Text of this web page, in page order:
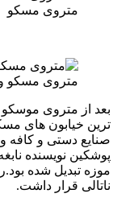
متروی مسکو
متروی
بعد از متروی
ترین خیابون های
صنایع دستی و کافه
موزه تبدیل شده
ناتالی قرار داشت.